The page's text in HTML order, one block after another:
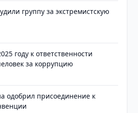
группу за экстремистскую
году к ответственности
за коррупцию
одобрил присоединение к